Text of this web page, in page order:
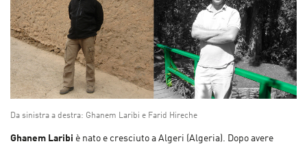
Da sinistra a destra: Ghanem Laribi e Farid Hireche
Ghanem Laribi è nato e cresciuto a Algeri (Algeria). Dopo avere